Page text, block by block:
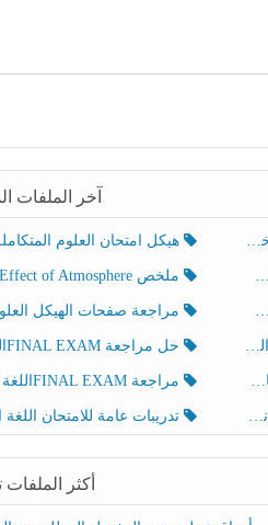
آخر الملفات
هيكل امتحان العلوم المتكاملة الصف الخامس
ملخص Effect of Atmosphere حسب الهيكل الوزاري العلوم المتكاملة الصف الخامس انسبير الفصل الثالث
مراجعة صفحات الهيكل العلوم المتكاملة
حل مراجعة FINAL EXAMاللغة الإنجليزية الصف الخامس الفصل الثالث
مراجعة FINAL EXAMاللغة الإنجليزية الصف الخامس الفصل الثالث
تدريبات عامة للامتحان اللغة
أكثر الملفات